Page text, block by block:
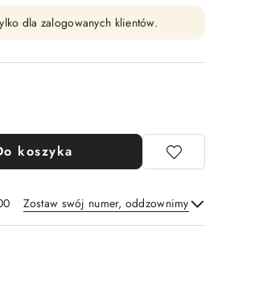
dla zalogowanych klientów.
koszyka
Zostaw swój numer, oddzownimy
Wyślij